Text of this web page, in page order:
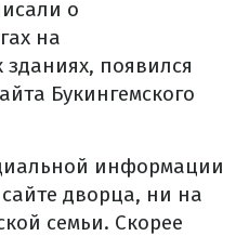
о
на
появился
Букингемского
информации
дворца, ни на
семьи. Скорее